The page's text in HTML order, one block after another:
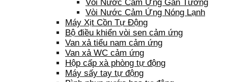
Vòi Nước Cảm Ứng Gắn Tường
Vòi Nước Cảm Ứng Nóng Lạnh
Máy Xịt Cồn Tự Động
Bộ điều khiển vòi sen cảm ứng
Van xả tiểu nam cảm ứng
Van xả WC cảm ứng
Hộp cấp xà phòng tự động
Máy sấy tay tự động